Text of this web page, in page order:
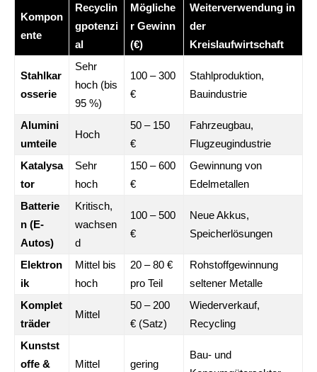
Kompon
ente
Recyclin
gpotenzi
al
Mögliche
r Gewinn
(€)
Weiterverwendung in
der
Kreislaufwirtschaft
Stahlkar
osserie
Sehr
hoch (bis
95 %)
100 – 300
€
Stahlproduktion,
Bauindustrie
Alumini
umteile
Hoch
50 – 150
€
Fahrzeugbau,
Flugzeugindustrie
Katalysa
tor
Sehr
hoch
150 – 600
€
Gewinnung von
Edelmetallen
Batterie
n (E-
Autos)
Kritisch,
wachsen
d
100 – 500
€
Neue Akkus,
Speicherlösungen
Elektron
ik
Mittel bis
hoch
20 – 80 €
pro Teil
Rohstoffgewinnung
seltener Metalle
Komplet
träder
Mittel
50 – 200
€ (Satz)
Wiederverkauf,
Recycling
Kunstst
offe &
Mittel gering
Bau- und